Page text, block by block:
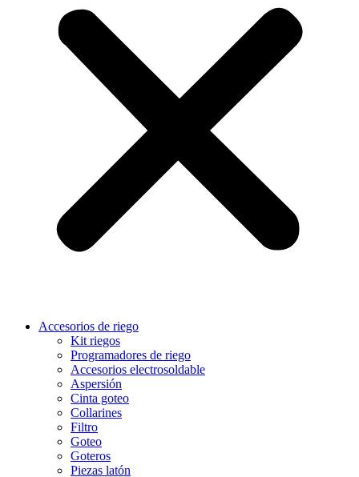
Accesorios de riego
Kit riegos
Programadores de riego
Accesorios electrosoldable
Aspersión
Cinta goteo
Collarines
Filtro
Goteo
Goteros
Piezas latón